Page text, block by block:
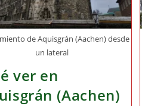
de Aquisgrán (Aachen) desde
un lateral
ver en
(Aachen)